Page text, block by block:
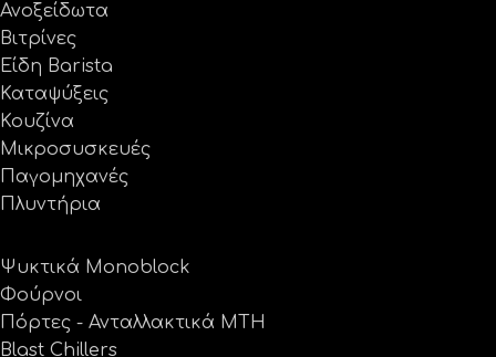
Ανοξείδωτα
Βιτρίνες
Είδη Barista
Καταψύξεις
Κουζίνα
Μικροσυσκευές
Παγομηχανές
Πλυντήρια
Ψυκτικά Monoblock
Φούρνοι
Πόρτες - Ανταλλακτικά MTH
Blast Chillers